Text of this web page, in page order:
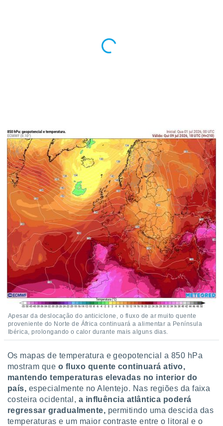
Apesar da deslocação do anticiclone, o fluxo de ar muito quente
proveniente do Norte de África continuará a alimentar a Península
Ibérica, prolongando o calor durante mais alguns dias.
Os mapas de temperatura e geopotencial a 850 hPa
mostram que o fluxo quente continuará ativo,
mantendo temperaturas elevadas no interior do
país, especialmente no Alentejo. Nas regiões da faixa
costeira ocidental, a influência atlântica poderá
regressar gradualmente, permitindo uma descida das
temperaturas e um maior contraste entre o litoral e o